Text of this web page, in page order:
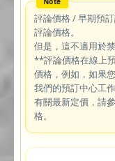
評論價格 / 早期預
評論價格。
但是，這不適用於
**評論價格在線上
價格，例如，如果
我們的預訂中心工作
有關最新定價，請
格。